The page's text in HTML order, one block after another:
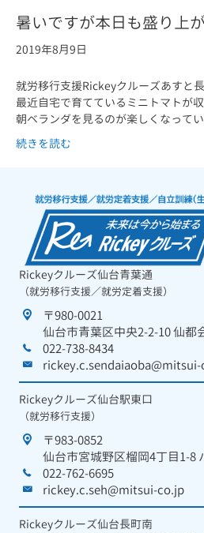
暑いですが本日も盛り上
2019年8月9日
就労移行支援Rickeyクルーズあすと
最近自宅で育てているミニトマトが
朝ベランダを見るのが楽しくなって
続きを読む
Rickeyクルーズ仙台青葉通
（就労移行支援／就労定着支援）
〒980-0021
仙台市青葉区中央2-2-10 仙都
022-738-8434
Rickeyクルーズ仙台駅東口
（就労移行支援）
〒983-0852
仙台市宮城野区榴岡4丁目1-8
022-762-6695
rickey.c.seh@mitsui-co.jp
Rickeyクルーズ仙台長町南